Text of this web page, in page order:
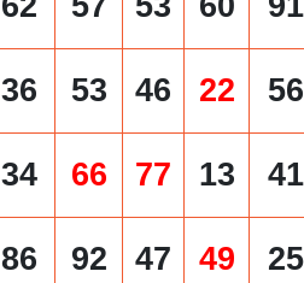
36 53 46 22 56
34 66 77 13 41
86 92 47 49 25